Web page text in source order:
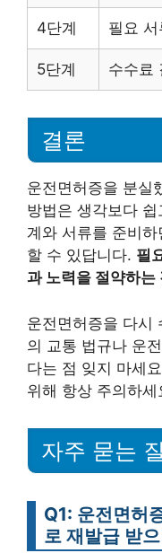
4단계 필요 서
5단계 수수료
결론
운전면허증을 분실
방법은 생각보다
계와 서류를 준비
할 수 있답니다. 필
과 노력을 절약하는
운전면허증을 다시
의 교통 법규나 운
다는 점 잊지 마세
위해 항상 주의하세
자주 묻는
Q1: 운전면허
로 재발급 받